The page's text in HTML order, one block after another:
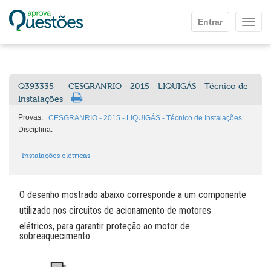
Entrar
Q393335
- CESGRANRIO - 2015 - LIQUIGÁS - Técnico de
Instalações
Provas:
CESGRANRIO - 2015 - LIQUIGÁS - Técnico de Instalações
Disciplina:
Instalações elétricas
O desenho mostrado abaixo corresponde a um componente
utilizado nos circuitos de acionamento de motores
elétricos, para garantir proteção ao motor de
sobreaquecimento.